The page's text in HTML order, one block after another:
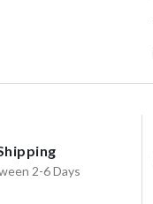
2-6 Days